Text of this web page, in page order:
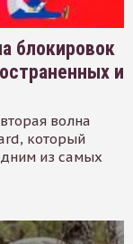
блокировок
и
волна
который
из самых